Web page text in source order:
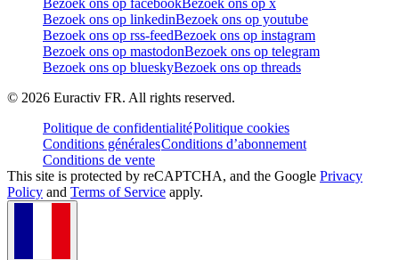
Bezoek ons op facebookBezoek ons op x
Bezoek ons op linkedinBezoek ons op youtube
Bezoek ons op rss-feedBezoek ons op instagram
Bezoek ons op mastodonBezoek ons op telegram
Bezoek ons op blueskyBezoek ons op threads
© 2026 Euractiv FR. All rights reserved.
Politique de confidentialitéPolitique cookies
Conditions généralesConditions d’abonnement
Conditions de vente
This site is protected by reCAPTCHA, and the Google Privacy
Policy and Terms of Service apply.